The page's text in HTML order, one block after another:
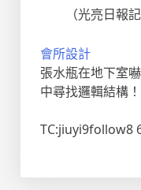
（光亮日報
會所設計
張水瓶在地下室
中尋找邏輯結構
TC:jiuyi9follow8